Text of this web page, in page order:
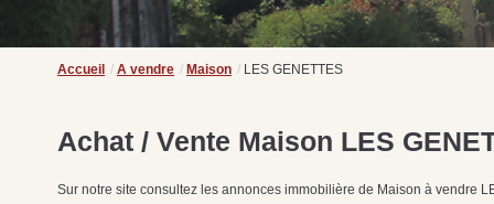
Accueil A vendre Maison LES GENETTES
Achat / Vente Maison LES
Sur notre site consultez les annonces immobilière de Maison à vendre